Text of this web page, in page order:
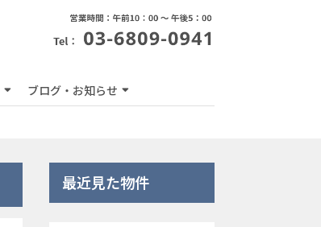
ブログ・お知らせ
最近見た物件